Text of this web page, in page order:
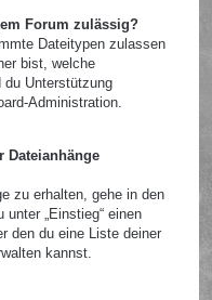
Forum zulässig?
Dateitypen zulassen
bist, welche
du Unterstützung
Administration.
Dateianhänge
zu erhalten, gehe in den
„Einstieg“ einen
den du eine Liste deiner
kannst.